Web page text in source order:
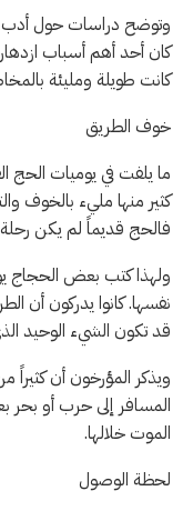
وتوضح دراسات حول أدب
كان أحد أهم أسباب
كانت طويلة ومليئة
خوف الطريق
ما يلفت في يوميات الحج
كثير منها مليء بالخوف
فالحج قديماً لم يكن
ولهذا كتب بعض الحجاج
نفسها. كانوا يدركون أن
قد تكون الشيء الوحيد
ويذكر المؤرخون أن كثيراً
المسافر إلى حرب أو بحر
الموت خلالها.
لحظة الوصول